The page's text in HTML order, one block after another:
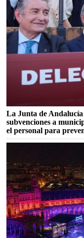
La Junta de
subvenciones a
el personal para